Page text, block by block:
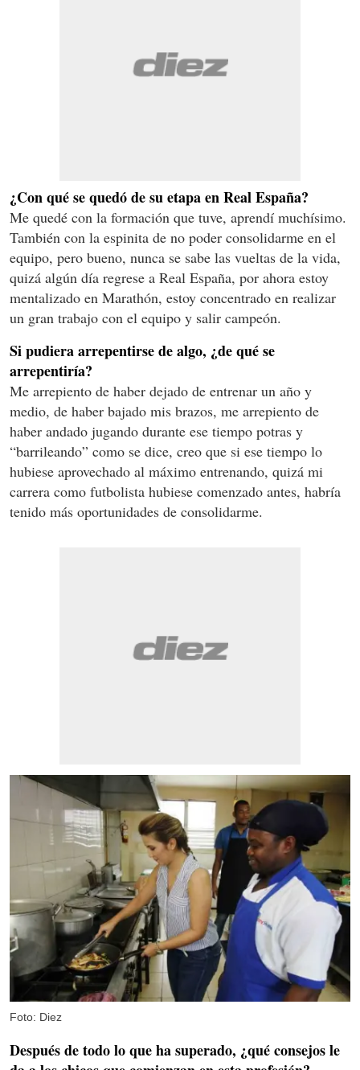
¿Con qué se quedó de su etapa en Real España?
Me quedé con la formación que tuve, aprendí muchísimo.
También con la espinita de no poder consolidarme en el
equipo, pero bueno, nunca se sabe las vueltas de la vida,
quizá algún día regrese a Real España, por ahora estoy
mentalizado en Marathón, estoy concentrado en realizar
un gran trabajo con el equipo y salir campeón.
Si pudiera arrepentirse de algo, ¿de qué se
arrepentiría?
Me arrepiento de haber dejado de entrenar un año y
medio, de haber bajado mis brazos, me arrepiento de
haber andado jugando durante ese tiempo potras y
“barrileando” como se dice, creo que si ese tiempo lo
hubiese aprovechado al máximo entrenando, quizá mi
carrera como futbolista hubiese comenzado antes, habría
tenido más oportunidades de consolidarme.
Foto: Diez
Después de todo lo que ha superado, ¿qué consejos le